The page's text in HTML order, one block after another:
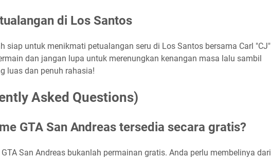
di Los Santos
siap untuk menikmati petualangan seru di Los Santos bersama Carl "CJ"
dan jangan lupa untuk merenungkan kenangan masa lalu sambil
luas dan penuh rahasia!
Asked Questions)
GTA San Andreas tersedia secara gratis?
San Andreas bukanlah permainan gratis. Anda perlu membelinya dari